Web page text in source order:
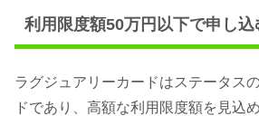
利用限度額50万円以下で申し込
ラグジュアリーカードはステータス
ドであり、高額な利用限度額を見込